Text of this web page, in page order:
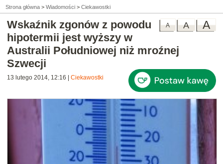
Strona główna > Wiadomości > Ciekawostki
A
A
A
Wskaźnik zgonów z powodu
hipotermii jest wyższy w
Australii Południowej niż mroźnej
Szwecji
13 lutego 2014, 12:16 Ciekawostki